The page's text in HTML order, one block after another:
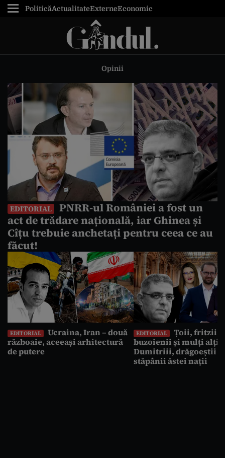
PoliticăActualitateExterneEconomic
Opinii
EDITORIAL
PNRR-ul României a fost un
act de trădare națională, iar Ghinea și
Cîțu trebuie anchetați pentru ceea ce au
făcut!
EDITORIAL
Ucraina, Iran – două
războaie, aceeași arhitectură
de putere
EDITORIAL
Țoii, fritzii
buzoienii și mulți alții
Dumitriii, drăgoeștii
stăpânii ăstei nații